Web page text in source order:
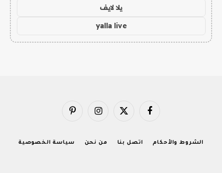
يلا لايف
yalla live
فيسبوك X
الانستغرامبينتيريست
الشروط والأحكام اتصل بنا من نحن سياسة الخصوصية